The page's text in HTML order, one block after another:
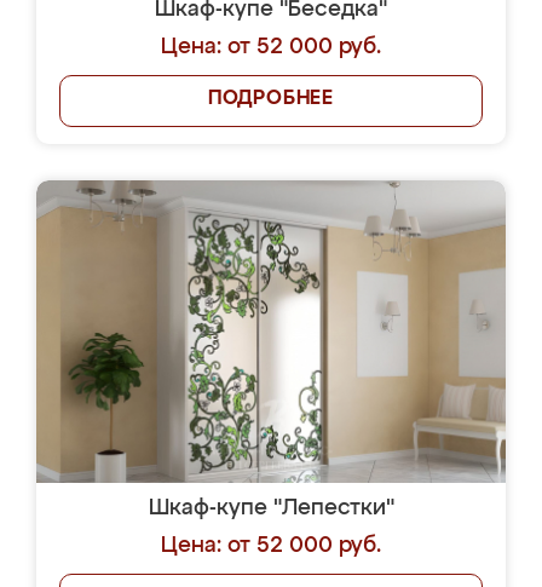
Шкаф-купе "Беседка"
Цена: от 52 000 руб.
ПОДРОБНЕЕ
Шкаф-купе "Лепестки"
Цена: от 52 000 руб.